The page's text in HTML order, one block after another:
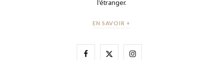
l'étranger.
EN SAVOIR +
F X I